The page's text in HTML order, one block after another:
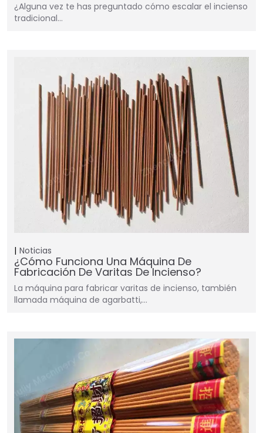
¿Alguna vez te has preguntado cómo escalar el incienso
tradicional…
Noticias
¿Cómo Funciona Una Máquina De
Fabricación De Varitas De Incienso?
La máquina para fabricar varitas de incienso, también
llamada máquina de agarbatti,…